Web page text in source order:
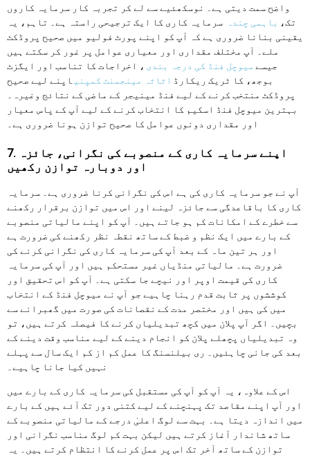
واضح سمت دیتی ہے۔ نوسکھئیے سے لے کر تجربہ کار سرمایہ کاروں
تک، باہمی چندہ سرمایہ کاری کا ایک ترجیحی راستہ ہے۔ تاہم، یہ
یقینی بنانا ضروری ہے کہ آپ کو اپنے پورٹ فولیو میں صحیح پروڈکٹ
ملے۔ آپ مختلف مقداری اور معیاری عوامل پر غور کر سکتے ہیں
جیسے میوچل فنڈ کی درجہ بندی ، اخراجات کا تناسب اور ایگزٹ
بوجھ، کا ٹریک ریکارڈ اثاثہ مینجمنٹ کمپنیاپنے لیے صحیح
پروڈکٹ منتخب کرنے کے لیے فنڈ مینیجر کے ماضی کے نتائج وغیرہ۔
بہترین میوچل فنڈ اسکیم کا انتخاب کرنے کے لیے آپ کے پاس معیار
اور مقداری دونوں عوامل کا صحیح توازن ہونا ضروری ہے۔
7. اپنے سرمایہ کاری کے منصوبے کی نگرانی، جائزہ
اور دوبارہ توازن رکھیں
آپ نے جو سرمایہ کاری کی ہے اس کی نگرانی کرنا ضروری ہے۔ سرمایہ
کاری کا باقاعدگی سے جائزہ لینے اور اس میں توازن برقرار رکھنے
سے خطرے کے امکانات کم ہو جاتے ہیں۔ آپ کو اپنے مالیاتی منصوبے
کے بارے میں ایک نظم و ضبط کے ساتھ نقطہ نظر رکھنے کی ضرورت ہے
اور ہر تین ماہ کے بعد آپ کی سرمایہ کاری کی نگرانی کرنے کی
ضرورت ہے۔ مالیاتی منڈیاں غیر مستحکم ہیں اور آپ کی سرمایہ
کاری کی قیمت اوپر اور نیچے جا سکتی ہے۔ آپ کو اس تحقیق اور
کوششوں پر ثابت قدم رہنا چاہیے جو آپ نے میوچل فنڈ کے انتخاب
میں کی ہیں اور مختصر مدت کے نقصانات کی صورت میں گھبرانے سے
بچیں۔ اگر آپ پلان میں کچھ تبدیلیاں کرنے کا فیصلہ کرتے ہیں، تو
وہ تبدیلیاں پچھلے پلان کو انجام دینے کے لیے مناسب وقت دینے کے
بعد کی جانی چاہئیں۔ ری بیلنسنگ کا عمل کم از کم ایک سال سے پہلے
نہیں کیا جانا چاہیے۔
اس کے علاوہ، یہ آپ کو آپ کی مستقبل کی سرمایہ کاری کے بارے میں
اور آپ اپنے مقاصد تک پہنچنے کے لیے کتنی دور تک آئے ہیں کے بارے
میں اندازہ دیتا ہے۔ بہت سے لوگ اعلیٰ درجے کے مالیاتی منصوبے کے
ساتھ شاندار آغاز کرتے ہیں لیکن بہت کم لوگ مناسب نگرانی اور
توازن کے ساتھ آخر تک اس پر عمل کرنے کا انتظام کرتے ہیں۔ یہ